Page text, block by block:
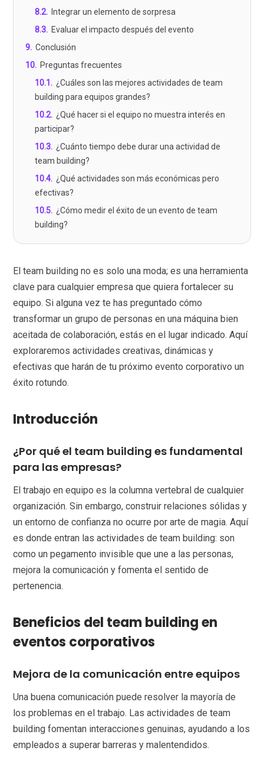
8.2. Integrar un elemento de sorpresa
8.3. Evaluar el impacto después del evento
9. Conclusión
10. Preguntas frecuentes
10.1 . ¿Cuáles son las mejores actividades de team
building para equipos grandes?
10.2. ¿Qué hacer si el equipo no muestra interés en
participar?
10.3. ¿Cuánto tiempo debe durar una actividad de
team building?
10.4. ¿Qué actividades son más económicas pero
efectivas?
10.5. ¿Cómo medir el éxito de un evento de team
building?
El team building no es solo una moda; es una herramienta
clave para cualquier empresa que quiera fortalecer su
equipo. Si alguna vez te has preguntado cómo
transformar un grupo de personas en una máquina bien
aceitada de colaboración, estás en el lugar indicado. Aquí
exploraremos actividades creativas, dinámicas y
efectivas que harán de tu próximo evento corporativo un
éxito rotundo.
Introducción
¿Por qué el team building es fundamental
para las empresas?
El trabajo en equipo es la columna vertebral de cualquier
organización. Sin embargo, construir relaciones sólidas y
un entorno de confianza no ocurre por arte de magia. Aquí
es donde entran las actividades de team building: son
como un pegamento invisible que une a las personas,
mejora la comunicación y fomenta el sentido de
pertenencia.
Beneficios del team building en
eventos corporativos
Mejora de la comunicación entre equipos
Una buena comunicación puede resolver la mayoría de
los problemas en el trabajo. Las actividades de team
building fomentan interacciones genuinas, ayudando a los
empleados a superar barreras y malentendidos.